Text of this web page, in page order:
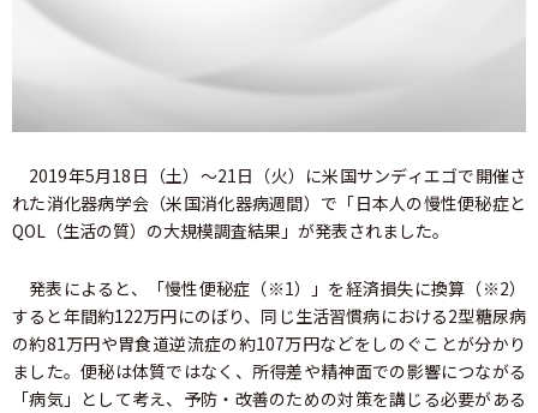
2019年5月18日（土）～21日（火）に米国サンディエゴで開催さ
れた消化器病学会（米国消化器病週間）で「日本人の慢性便秘症と
QOL（生活の質）の大規模調査結果」が発表されました。
発表によると、「慢性便秘症 （※1） 」を経済損失に換算 （※2）
すると年間約122万円にのぼり、同じ生活習慣病における2型糖尿病
の約81万円や胃食道逆流症の約107万円などをしのぐことが分かり
ました。便秘は体質ではなく、所得差や精神面での影響につながる
「病気」として考え、予防・改善のための対策を講じる必要がある